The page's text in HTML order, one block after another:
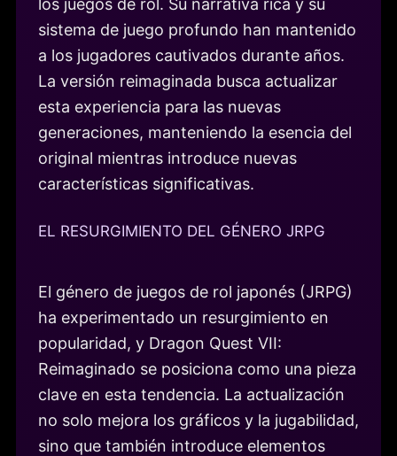
los juegos de rol. Su narrativa rica y su
sistema de juego profundo han mantenido
a los jugadores cautivados durante años.
La versión reimaginada busca actualizar
esta experiencia para las nuevas
generaciones, manteniendo la esencia del
original mientras introduce nuevas
características significativas.
EL RESURGIMIENTO DEL GÉNERO JRPG
El género de juegos de rol japonés (JRPG)
ha experimentado un resurgimiento en
popularidad, y Dragon Quest VII:
Reimaginado se posiciona como una pieza
clave en esta tendencia. La actualización
no solo mejora los gráficos y la jugabilidad,
sino que también introduce elementos